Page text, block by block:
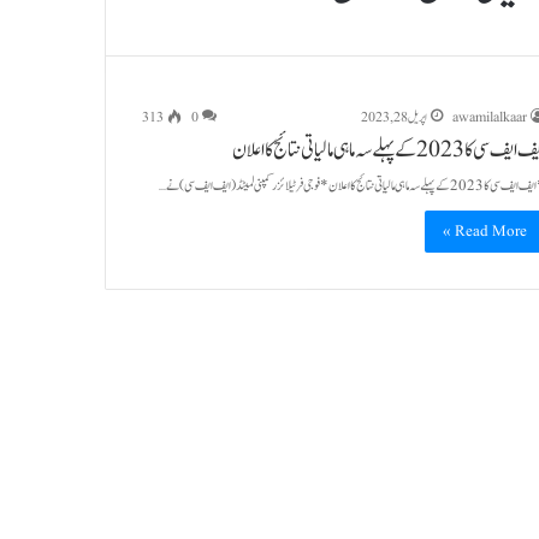
awamilalkaar
اپریل 28, 2023 0
313
کا 2023 کے پہلے سہ ماہی مالیاتی نتائج کا اعلان
کے پہلے سہ ماہی مالیاتی نتائج کا اعلان*فوجی فرٹیلائزر کمپنی لمیٹڈ (ایف ایف سی) نے…
Read More »